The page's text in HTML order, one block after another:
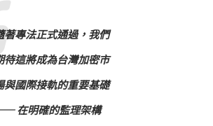
著專法正式通過，我們
待這將成為台灣加密市
與國際接軌的重要基礎
在明確的監理架構